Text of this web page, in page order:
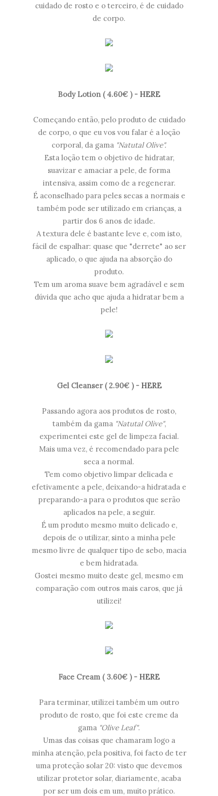
cuidado de rosto e o terceiro, é de cuidado
de corpo.
Body Lotion ( 4.60€ ) - HERE
Começando então, pelo produto de cuidado
de corpo, o que eu vos vou falar é a loção
corporal, da gama "Natutal Olive".
Esta loção tem o objetivo de hidratar,
suavizar e amaciar a pele, de forma
intensiva, assim como de a regenerar.
É aconselhado para peles secas a normais e
também pode ser utilizado em crianças, a
partir dos 6 anos de idade.
A textura dele é bastante leve e, com isto,
fácil de espalhar: quase que "derrete" ao ser
aplicado, o que ajuda na absorção do
produto.
Tem um aroma suave bem agradável e sem
dúvida que acho que ajuda a hidratar bem a
pele!
Gel Cleanser ( 2.90€ ) - HERE
Passando agora aos produtos de rosto,
também da gama "Natutal Olive",
experimentei este gel de limpeza facial.
Mais uma vez, é recomendado para pele
seca a normal.
Tem como objetivo limpar delicada e
efetivamente a pele, deixando-a hidratada e
preparando-a para o produtos que serão
aplicados na pele, a seguir.
É um produto mesmo muito delicado e,
depois de o utilizar, sinto a minha pele
mesmo livre de qualquer tipo de sebo, macia
e bem hidratada.
Gostei mesmo muito deste gel, mesmo em
comparação com outros mais caros, que já
utilizei!
Face Cream ( 3.60€ ) - HERE
Para terminar, utilizei também um outro
produto de rosto, que foi este creme da
gama "Olive Leaf".
Umas das coisas que chamaram logo a
minha atenção, pela positiva, foi facto de ter
uma proteção solar 20: visto que devemos
utilizar protetor solar, diariamente, acaba
por ser um dois em um, muito prático.